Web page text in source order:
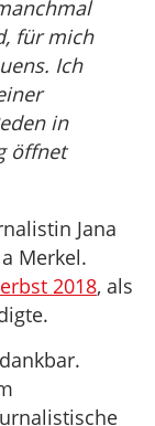
für mich
Ich
in
öffnet
Jana
Merkel.
2018, als